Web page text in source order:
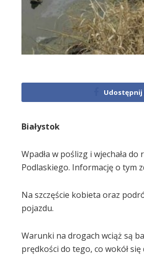
Udostępnij
Białystok
Wpadła w poślizg i wjechała
Podlaskiego. Informację o tym
Na szczęście kobieta oraz
pojazdu.
Warunki na drogach wciąż są
prędkości do tego, co wokół się